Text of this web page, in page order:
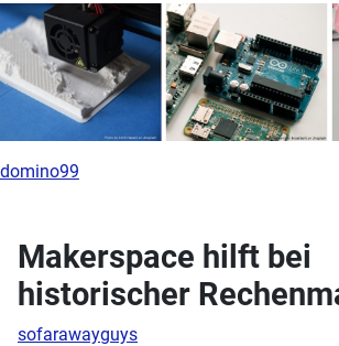
domino99
Makerspace hilft bei
historischer
sofarawayguys